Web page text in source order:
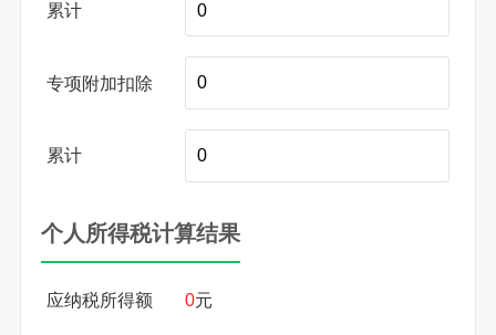
累计
专项附加扣除
累计
个人所得税计算结果
应纳税所得额 0元